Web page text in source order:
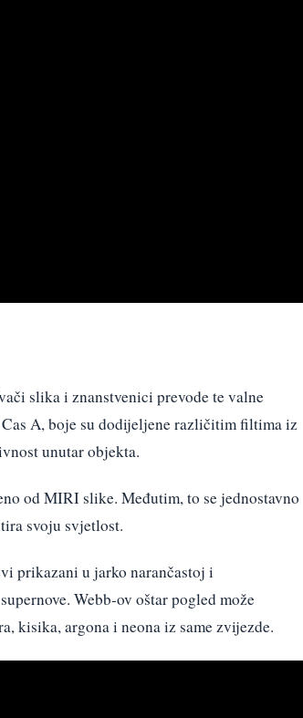
slika i znanstvenici prevode te valne
A, boje su dodijeljene različitim filtima iz
unutar objekta.
od MIRI slike. Međutim, to se jednostavno
svoju svjetlost.
prikazani u jarko narančastoj i
Webb-ov oštar pogled može
kisika, argona i neona iz same zvijezde.